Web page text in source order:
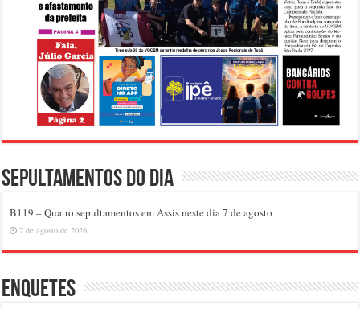
Sepultamentos do dia
B119 – Quatro sepultamentos em Assis neste dia 7 de agosto
7 de agosto de 2026
Enquetes